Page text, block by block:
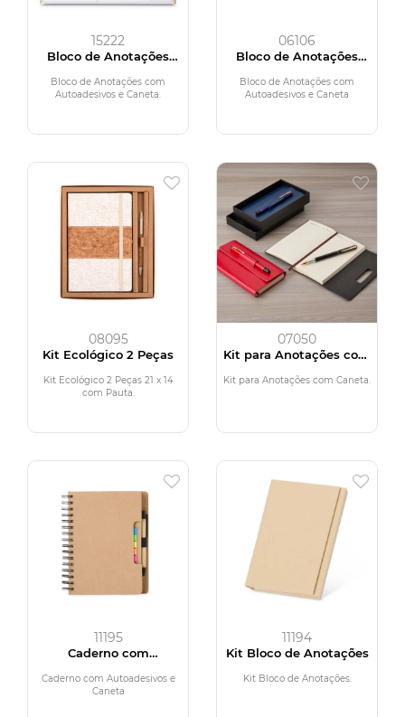
15222
Bloco de Anotações
com Autoadesivos e
Caneta
Bloco de Anotações com
Autoadesivos e Caneta.
06106
Bloco de Anotações
com Autoadesivos e
Caneta
Bloco de Anotações com
Autoadesivos e Caneta
08095
Kit Ecológico 2 Peças
Kit Ecológico 2 Peças 21 x 14
com Pauta.
07050
Kit para Anotações com
Caneta
Kit para Anotações com Caneta.
11195
Caderno com
Caderno com Autoadesivos e
Caneta
11194
Kit Bloco de Anotações
Kit Bloco de Anotações.